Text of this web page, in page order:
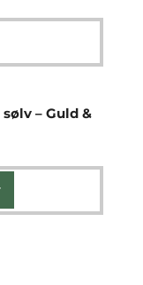
kan
– Guld &
vare